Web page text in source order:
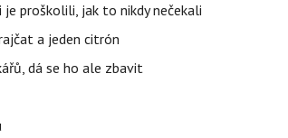
proškolili, jak to nikdy nečekali
a jeden citrón
dá se ho ale zbavit